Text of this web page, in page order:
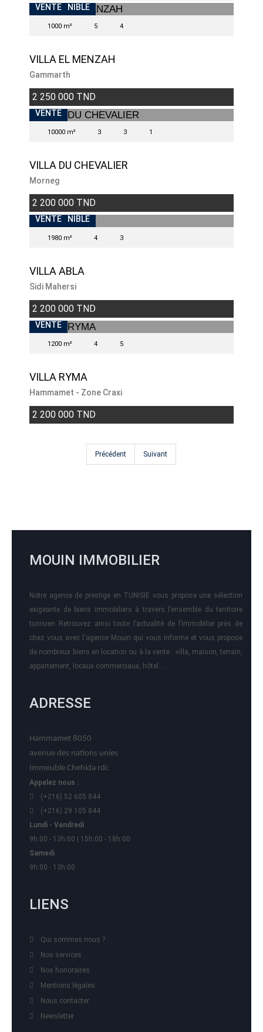
INDISPONIBLE
VENTE
1000 m² 5 4
VILLA EL MENZAH
Gammarth
2 250 000 TND
VENTE
10000 m² 3 3 1
VILLA DU CHEVALIER
Morneg
2 200 000 TND
INDISPONIBLE
VENTE
1980 m² 4 3
VILLA ABLA
Sidi Mahersi
2 200 000 TND
VENDU
VENTE
1200 m² 4 5
VILLA RYMA
Hammamet - Zone Craxi
2 200 000 TND
Précédent Suivant
MOUIN IMMOBILIER
Notre agence de prestige en TUNISIE vous propose une sélection
exigeante de biens immobiliers à travers l’ensemble du territoire
tunisien Retrouvez ainsi toute l’actualité de l’immobilier près de
chez vous avec l'agence Mouin qui vous informe et vous propose
de nombreux biens en location ou à la vente : villa, maison, terrain,
appartement, locaux commerciaux, hôtel….
ADRESSE
Hammamet 8050
avenue des nations unies
Immeuble Chehida rdc
Appelez nous :
(+216) 52 605 844
(+216) 29 105 844
Lundi - Vendredi
9h:00 - 13h:00 | 15h:00 - 18h:00
Samedi
9h:00 - 13h:00
LIENS
Qui sommes nous ?
Nos services
Nos honoraires
Mentions légales
Nous contacter
Newsletter